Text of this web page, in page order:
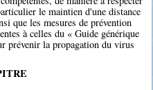
le maintien d'une distance
que les mesures de prévention
à celles du « Guide générique
prévenir la propagation du virus